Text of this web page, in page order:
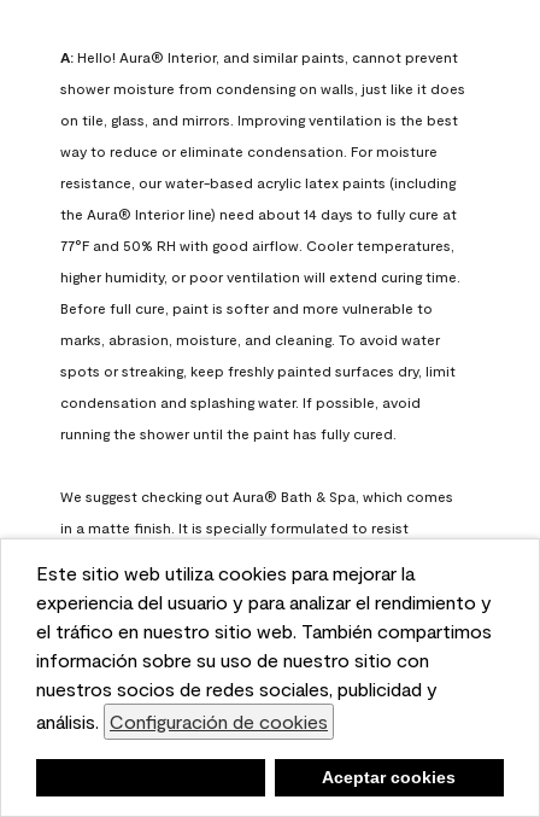
This website uses cookies to enhance user experience
and to analyze performance and traffic on our website.
We also share information about your use of our site
with our social media, advertising, and analytics
partners. Cookie Settings
Accept Cookies
Este sitio web utiliza cookies para mejorar la
experiencia del usuario y para analizar el rendimiento y
el tráfico en nuestro sitio web. También compartimos
información sobre su uso de nuestro sitio con
nuestros socios de redes sociales, publicidad y
análisis. Configuración de cookies
Aceptar cookies
A: Hello! Aura® Interior, and similar paints, cannot prevent
shower moisture from condensing on walls, just like it does
on tile, glass, and mirrors. Improving ventilation is the best
way to reduce or eliminate condensation. For moisture
resistance, our water-based acrylic latex paints (including
the Aura® Interior line) need about 14 days to fully cure at
77°F and 50% RH with good airflow. Cooler temperatures,
higher humidity, or poor ventilation will extend curing time.
Before full cure, paint is softer and more vulnerable to
marks, abrasion, moisture, and cleaning. To avoid water
spots or streaking, keep freshly painted surfaces dry, limit
condensation and splashing water. If possible, avoid
running the shower until the paint has fully cured.
We suggest checking out Aura® Bath & Spa, which comes
in a matte finish. It is specially formulated to resist
have enough time to fully cure before being exposed to
https://www.benjaminmoore.com/en-us/interior-exterior-
paints-stains/product-catalog/abs/aura-bath-and-spa-
paint
Benjamin Moore Support